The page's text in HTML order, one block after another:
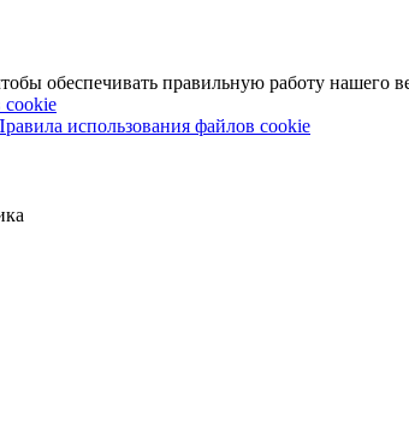
обеспечивать правильную работу нашего
cookie
использования файлов cookie